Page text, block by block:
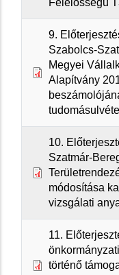
Felelősségű
9.
Szabolcs-
Megyei
Alapítvány
10.
Szatmár-
módosítása
vizsgálati
11.
történő